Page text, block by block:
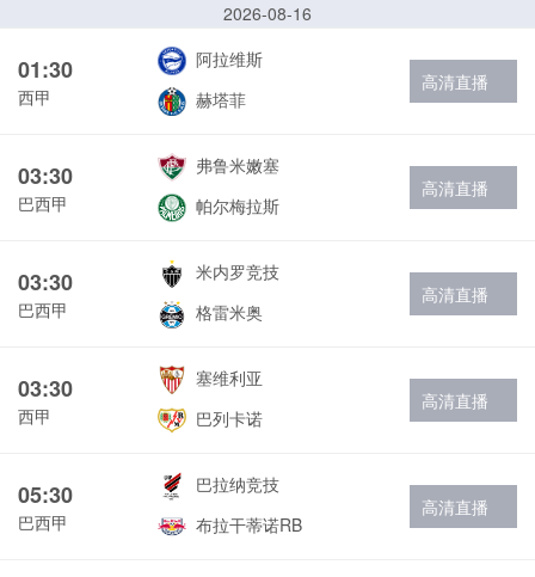
2026-08-16
01:30
西甲
阿拉维斯
赫塔菲
高清直播
03:30
巴西甲
弗鲁米嫩塞
帕尔梅拉斯
高清直播
03:30
巴西甲
米内罗竞技
格雷米奥
高清直播
03:30
西甲
塞维利亚
巴列卡诺
高清直播
05:30
巴西甲
巴拉纳竞技
布拉干蒂诺RB
高清直播